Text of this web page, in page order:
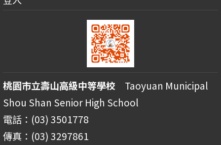
桃園市立壽山高級中等學校 Taoyuan Municipal
Shou Shan Senior High School
電話：(03) 3501778
傳真：(03) 3297861